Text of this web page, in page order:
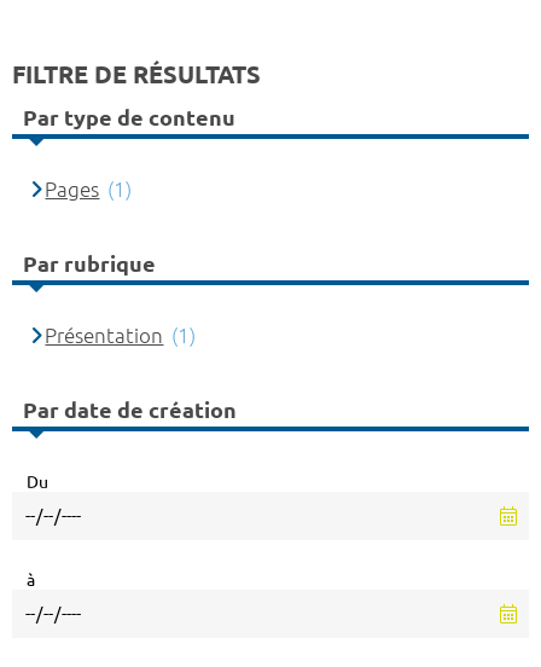
FILTRE DE RÉSULTATS
Par type de contenu
Pages (1)
Par rubrique
Présentation (1)
Par date de création
Du
à